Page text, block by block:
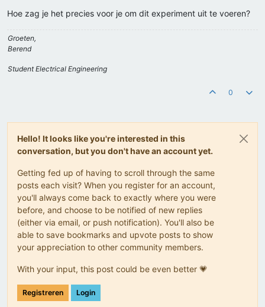
Hoe zag je het precies voor je om dit experiment uit te voeren?
Groeten,
Berend
Student Electrical Engineering
0
Hello! It looks like you're interested in this
conversation, but you don't have an account yet.
Getting fed up of having to scroll through the same
posts each visit? When you register for an account,
you'll always come back to exactly where you were
before, and choose to be notified of new replies
(either via email, or push notification). You'll also be
able to save bookmarks and upvote posts to show
your appreciation to other community members.
With your input, this post could be even better 💗
Registreren Login